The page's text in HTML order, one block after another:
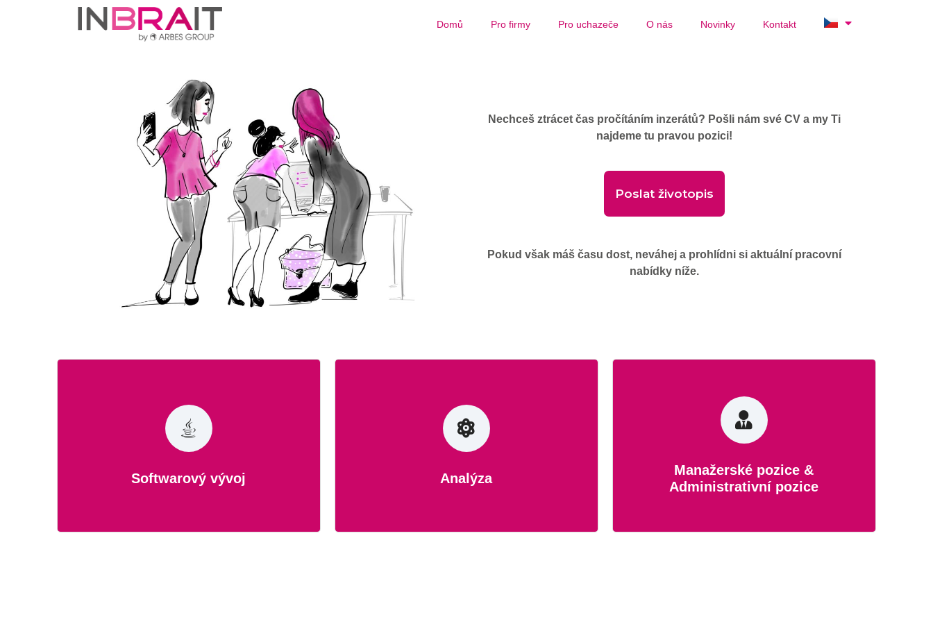
Domů Pro firmy Pro uchazeče O nás Novinky Kontakt
Nechceš ztrácet čas pročítáním inzerátů? Pošli nám své CV a my Ti
najdeme tu pravou pozici!
Poslat životopis
Pokud však máš času dost, neváhej a prohlídni si aktuální pracovní
nabídky níže.
Softwarový vývoj
Softwarový vývoj
Jsi vývojář, SW architekt nebo tester?
Analýza
Analýza
Zabýváš se analýzou? Tady máme
Manažerské pozice &
Administrativní pozice
Manažerské pozice
Vedení týmu a zodpovědnost máš v
nabídnout!